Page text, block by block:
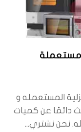
مستعملة
المستعمله و
دائمًا عن كميات
نحن نشتري...